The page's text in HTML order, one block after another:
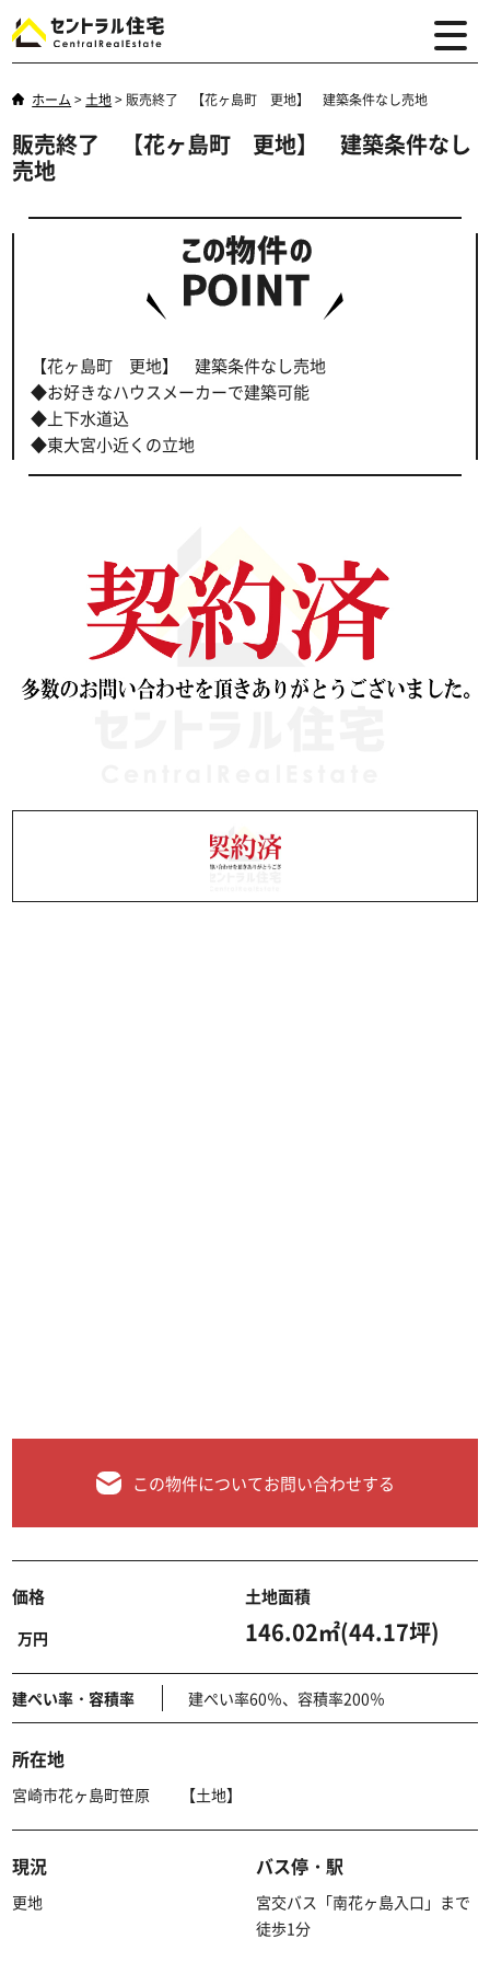
ホーム > 土地> 販売終了 【花ヶ島町 更地】 建築条件なし売地
販売終了 【花ヶ島町 更地】 建築条件なし
売地
【花ヶ島町 更地】 建築条件なし売地
◆お好きなハウスメーカーで建築可能
◆上下水道込
◆東大宮小近くの立地
この物件についてお問い合わせする
価格
万円
土地面積
146.02㎡(44.17坪)
建ぺい率・容積率 建ぺい率60％、容積率200％
所在地
宮崎市花ヶ島町笹原 【土地】
現況
更地
バス停・駅
宮交バス「南花ヶ島入口」まで
徒歩1分